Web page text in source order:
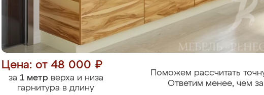
Цена: от 48 000 ₽
за 1 метрверха и низа
гарнитура в длину
Поможем рассчитать
Ответим менее, чем